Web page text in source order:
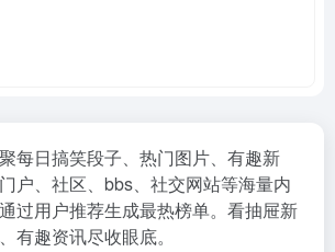
每日搞笑段子、热门图片、有趣新
户、社区、bbs、社交网站等海量内
过用户推荐生成最热榜单。看抽屉新
有趣资讯尽收眼底。